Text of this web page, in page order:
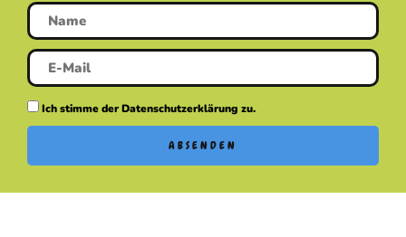
Ich stimme der Datenschutzerklärung zu.
ABSENDEN